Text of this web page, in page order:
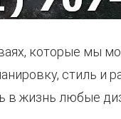
которые мы
стиль
в жизнь любые